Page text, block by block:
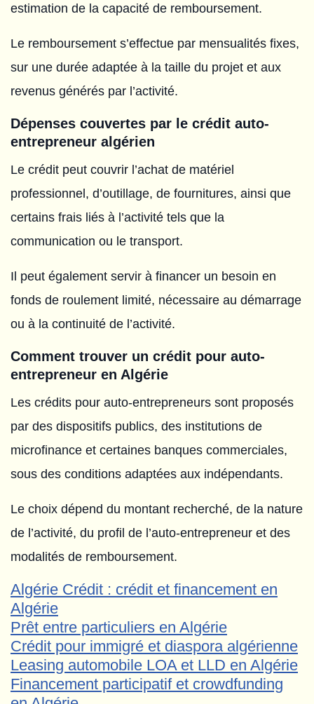
estimation de la capacité de remboursement.
Le remboursement s’effectue par mensualités fixes,
sur une durée adaptée à la taille du projet et aux
revenus générés par l’activité.
Dépenses couvertes par le crédit auto-
entrepreneur algérien
Le crédit peut couvrir l’achat de matériel
professionnel, d’outillage, de fournitures, ainsi que
certains frais liés à l’activité tels que la
communication ou le transport.
Il peut également servir à financer un besoin en
fonds de roulement limité, nécessaire au démarrage
ou à la continuité de l’activité.
Comment trouver un crédit pour auto-
entrepreneur en Algérie
Les crédits pour auto-entrepreneurs sont proposés
par des dispositifs publics, des institutions de
microfinance et certaines banques commerciales,
sous des conditions adaptées aux indépendants.
Le choix dépend du montant recherché, de la nature
de l’activité, du profil de l’auto-entrepreneur et des
modalités de remboursement.
Algérie Crédit : crédit et financement en
Algérie
Prêt entre particuliers en Algérie
Crédit pour immigré et diaspora algérienne
Leasing automobile LOA et LLD en Algérie
Financement participatif et crowdfunding